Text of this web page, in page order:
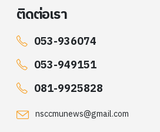
ติดต่อเรา
053-936074
053-949151
081-9925828
nsccmunews@gmail.com